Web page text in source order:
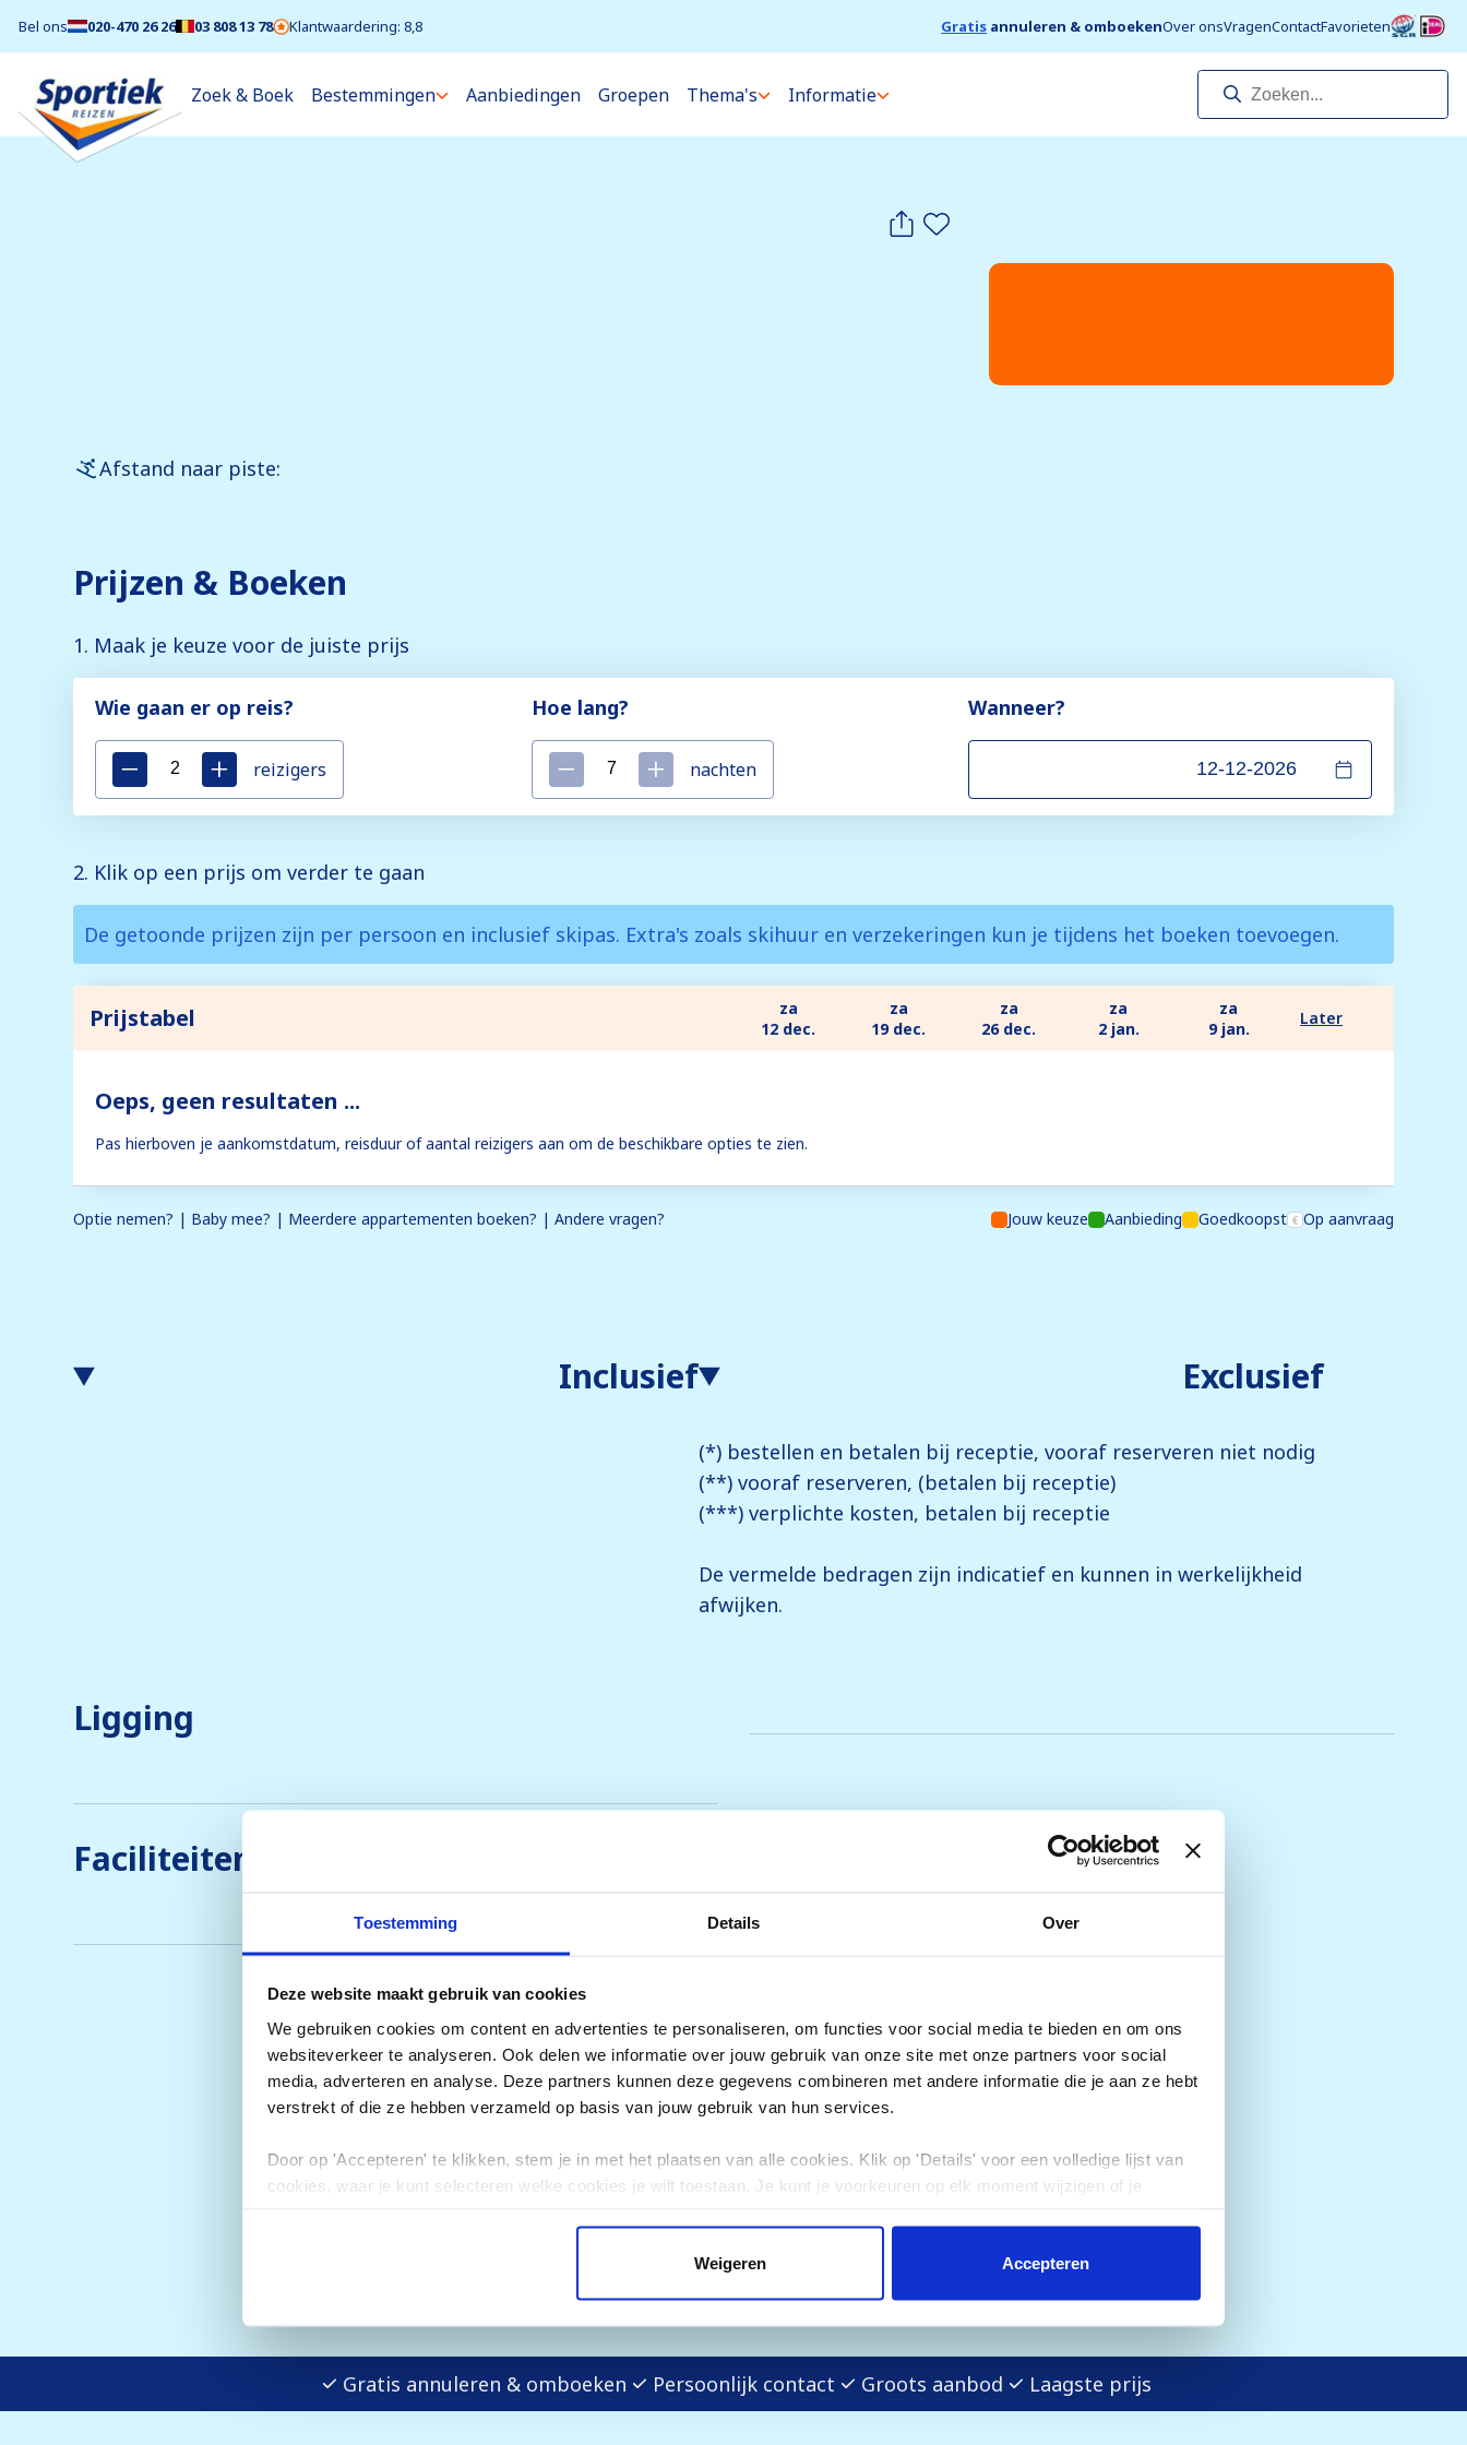
Toestemming Details Over
Deze website maakt gebruik van cookies
We gebruiken cookies om content en advertenties te personaliseren, om functies voor social media te bieden en om ons
websiteverkeer te analyseren. Ook delen we informatie over jouw gebruik van onze site met onze partners voor social
media, adverteren en analyse. Deze partners kunnen deze gegevens combineren met andere informatie die je aan ze hebt
verstrekt of die ze hebben verzameld op basis van jouw gebruik van hun services.
Door op 'Accepteren' te klikken, stem je in met het plaatsen van alle cookies. Klik op 'Details' voor een volledige lijst van
cookies, waar je kunt selecteren welke cookies je wilt toestaan. Je kunt je voorkeuren op elk moment wijzigen of je
Weigeren Accepteren
Bel ons 020-470 26 26 03 808 13 78 Klantwaardering: 8,8 Gratis annuleren & omboekenOver onsVragenContactFavorieten
Zoek & Boek Bestemmingen Aanbiedingen Groepen Thema's Informatie
Afstand naar piste:
Prijzen & Boeken
1. Maak je keuze voor de juiste prijs
Wie gaan er op reis?
reizigers
Hoe lang?
nachten
Wanneer?
2. Klik op een prijs om verder te gaan
De getoonde prijzen zijn per persoon en inclusief skipas. Extra's zoals skihuur en verzekeringen kun je tijdens het boeken toevoegen.
Prijstabel
za
12 dec.
za
19 dec.
za
26 dec.
za
2 jan.
za
9 jan.
Later
Oeps, geen resultaten ...
Pas hierboven je aankomstdatum, reisduur of aantal reizigers aan om de beschikbare opties te zien.
Optie nemen? | Baby mee? | Meerdere appartementen boeken? | Andere vragen? Jouw keuze Aanbieding Goedkoopst Op aanvraag
Inclusief Exclusief
(*) bestellen en betalen bij receptie, vooraf reserveren niet nodig
(**) vooraf reserveren, (betalen bij receptie)
(***) verplichte kosten, betalen bij receptie
De vermelde bedragen zijn indicatief en kunnen in werkelijkheid
afwijken.
Ligging
Faciliteiten & Service
Extra's bij te boeken
Wanneer je bij ons een vakantie boekt, is de skipas inbegrepen in de prijs. Je kunt deze skipas
uitbreiden en extra opties aan je boeking toevoegen. Hieronder vind je alle mogelijkheden. De
prijzen kunnen variëren per aankomstdatum, daarom tonen we hier alleen vanafprijzen. De
exacte prijzen die voor jou gelden, vind je in stap 1 van het online boekingsformulier.
Gratis annuleren & omboeken Persoonlijk contact Groots aanbod Laagste prijs